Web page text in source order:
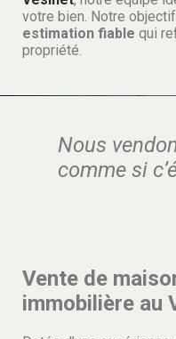
votre bien. Notre
estimation fiable qui
propriété.
Nous
comme si
Vente de
immobilière au